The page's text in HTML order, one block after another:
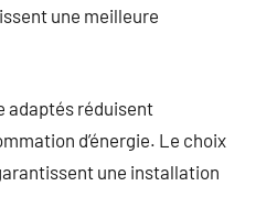
une meilleure
adaptés réduisent
d’énergie. Le choix
une installation